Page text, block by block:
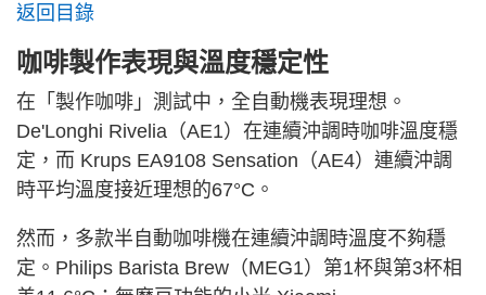
返回目錄
咖啡製作表現與溫度穩定性
在「製作咖啡」測試中，全自動機表現理想。
De'Longhi Rivelia（AE1）在連續沖調時咖啡溫度穩
定，而 Krups EA9108 Sensation（AE4）連續沖調
時平均溫度接近理想的67°C。
然而，多款半自動咖啡機在連續沖調時溫度不夠穩
定。Philips Barista Brew（MEG1）第1杯與第3杯相